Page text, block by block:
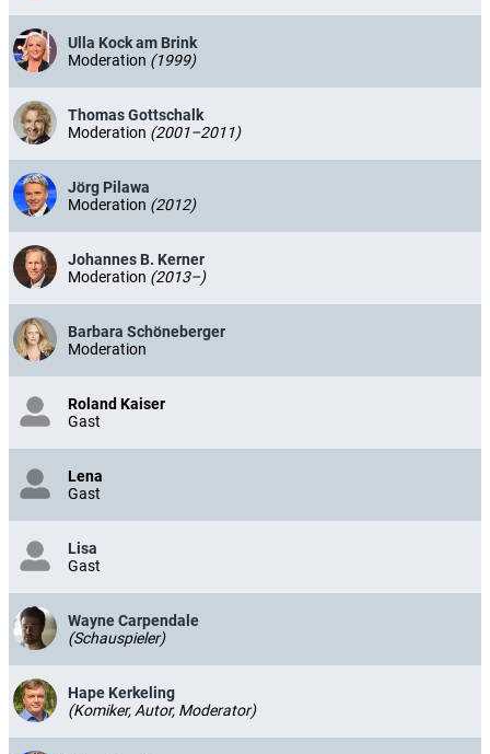
Ulla Kock am Brink
Moderation (1999)
Thomas Gottschalk
Moderation (2001–2011)
Jörg Pilawa
Moderation (2012)
Johannes B. Kerner
Moderation (2013–)
Barbara Schöneberger
Moderation
Roland Kaiser
Gast
Lena
Gast
Lisa
Gast
Wayne Carpendale
(Schauspieler)
Hape Kerkeling
(Komiker, Autor, Moderator)